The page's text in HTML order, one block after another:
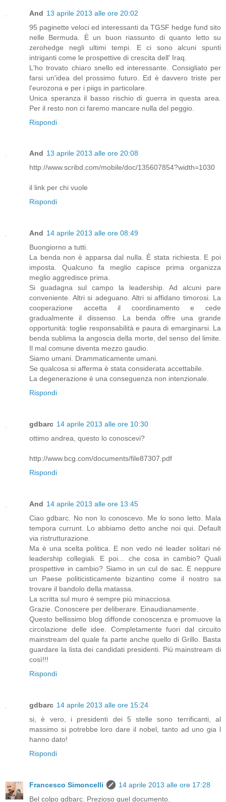
And 13 aprile 2013 alle ore 20:02
95 paginette veloci ed interessanti da TGSF hedge fund sito
nelle Bermuda. È un buon riassunto di quanto letto su
zerohedge negli ultimi tempi. E ci sono alcuni spunti
intriganti come le prospettive di crescita dell' Iraq.
L'ho trovato chiaro snello ed interessante. Consigliato per
farsi un'idea del prossimo futuro. Ed è davvero triste per
l'eurozona e per i piigs in particolare.
Unica speranza il basso rischio di guerra in questa area.
Per il resto non ci faremo mancare nulla del peggio.
Rispondi
And 13 aprile 2013 alle ore 20:08
http://www.scribd.com/mobile/doc/135607854?width=1030
il link per chi vuole
Rispondi
And 14 aprile 2013 alle ore 08:49
Buongiorno a tutti.
La benda non è apparsa dal nulla. È stata richiesta. E poi
imposta. Qualcuno fa meglio capisce prima organizza
meglio aggredisce prima.
Si guadagna sul campo la leadership. Ad alcuni pare
conveniente. Altri si adeguano. Altri si affidano timorosi. La
cooperazione accetta il coordinamento e cede
gradualmente il dissenso. La benda offre una grande
opportunità: toglie responsabilità e paura di emarginarsi. La
benda sublima la angoscia della morte, del senso del limite.
Il mal comune diventa mezzo gaudio.
Siamo umani. Drammaticamente umani.
Se qualcosa si afferma è stata considerata accettabile.
La degenerazione è una conseguenza non intenzionale.
Rispondi
gdbarc 14 aprile 2013 alle ore 10:30
ottimo andrea, questo lo conoscevi?
http://www.bcg.com/documents/file87307.pdf
Rispondi
And 14 aprile 2013 alle ore 13:45
Ciao gdbarc. No non lo conoscevo. Me lo sono letto. Mala
tempora currunt. Lo abbiamo detto anche noi qui. Default
via ristrutturazione.
Ma è una scelta politica. E non vedo né leader solitari né
leadership collegiali. E poi... che cosa in cambio? Quali
prospettive in cambio? Siamo in un cul de sac. E neppure
un Paese politicisticamente bizantino come il nostro sa
trovare il bandolo della matassa.
La scritta sul muro è sempre più minacciosa.
Grazie. Conoscere per deliberare. Einaudianamente.
Questo bellissimo blog diffonde conoscenza e promuove la
circolazione delle idee. Completamente fuori dal circuito
mainstream del quale fa parte anche quello di Grillo. Basta
guardare la lista dei candidati presidenti. Più mainstream di
così!!!
Rispondi
gdbarc 14 aprile 2013 alle ore 15:24
si, è vero, i presidenti dei 5 stelle sono terrificanti, al
massimo si potrebbe loro dare il nobel, tanto ad uno gia l
hanno dato!
Rispondi
Francesco Simoncelli
14 aprile 2013 alle ore 17:28
Bel colpo gdbarc. Prezioso quel documento.